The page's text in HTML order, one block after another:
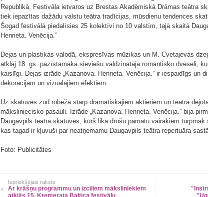
Republikā. Festivāla ietvaros uz Brestas Akadēmiskā Drāmas teātra
tiek iepazītas dažādu valstu teātra tradīcijas, mūsdienu tendences
Šogad festivālā piedalīsies 25 kolektīvi no 10 valstīm, tajā skaitā
Henrieta. Venēcija.”
Dejas un plastikas valodā, ekspresīvas mūzikas un M. Cvetajevas
atklāj 18. gs. pazīstamākā sieviešu valdzinātāja romantisko dvēseli,
kaislīgi. Dejas izrāde „Kazanova. Henrieta. Venēcija.” ir iespaidīgs un
dekorācijām un vizuālajiem efektiem.
Uz skatuves zūd robeža starp dramatiskajiem aktieriem un teātra
māksliniecisko pasauli. Izrāde „Kazanova. Henrieta. Venēcija.” bija
Daugavpils teātra skatuves, kurš lika drošu pamatu vairākiem
kas tagad ir kļuvuši par neatņemamu Daugavpils teātra repertuāra
Foto: Publicitātes
Iepriekšējais raksts
Ar krāšņu programmu un izciliem māksliniekiem
atklās 15. Kremerata Baltica festivālu